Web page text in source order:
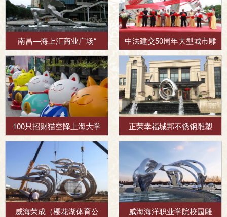
南昌—海上汇商业广场“ 中法建交50周年大型城市雕
100只招财猫空降上海大学 正荣幸福城邦不锈钢雕塑
威海荣成（樱花湖体育公 威海海洋职业学院校园雕